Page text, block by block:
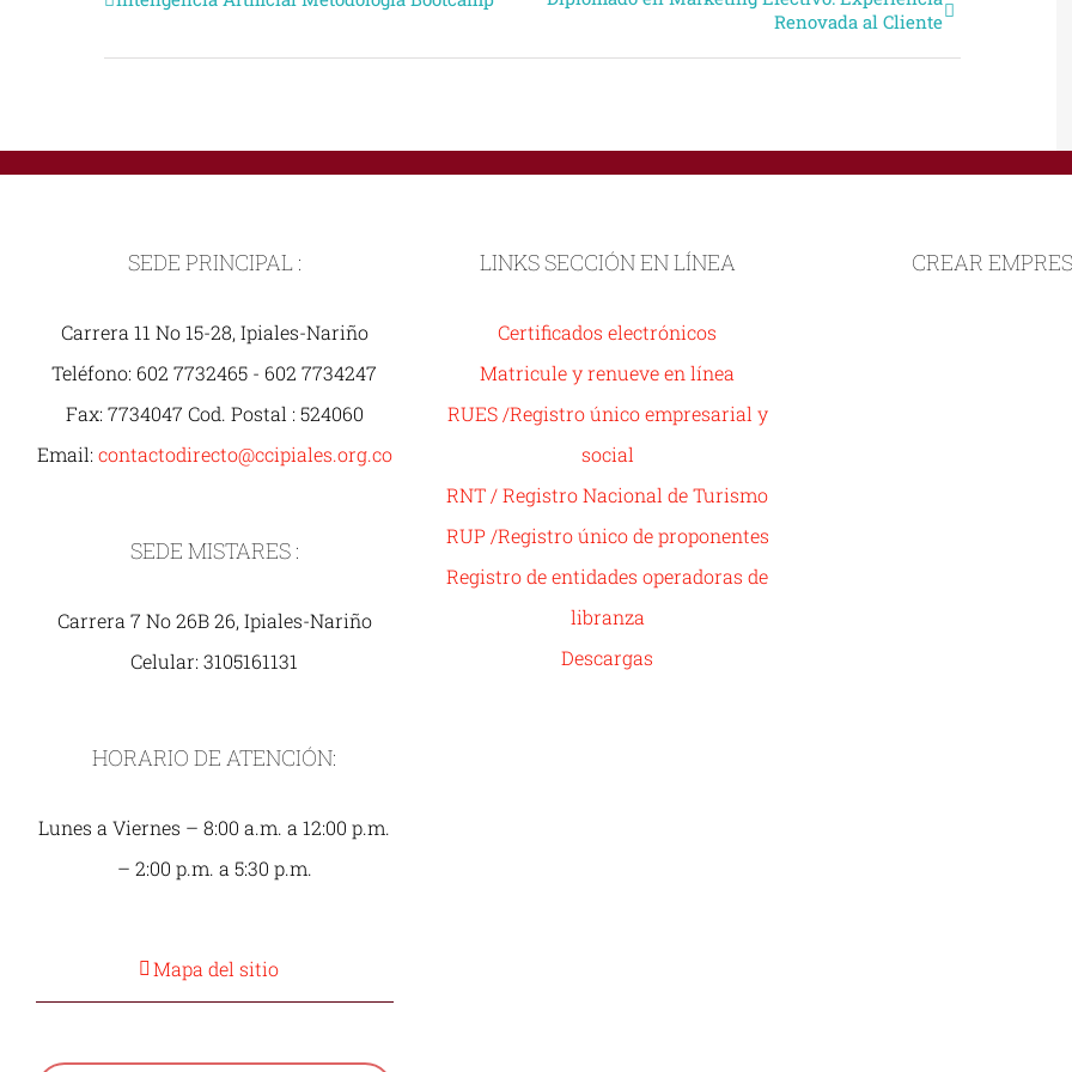
Navegación
Renovada al Cliente
SEDE PRINCIPAL :
Carrera 11 No 15-28, Ipiales-Nariño
Teléfono: 602 7732465 - 602 7734247
Fax: 7734047 Cod. Postal : 524060
Email: contactodirecto@ccipiales.org.co
SEDE MISTARES :
Carrera 7 No 26B 26, Ipiales-Nariño
Celular: 3105161131
HORARIO DE ATENCIÓN:
Lunes a Viernes – 8:00 a.m. a 12:00 p.m.
– 2:00 p.m. a 5:30 p.m.
Mapa del sitio
LINKS SECCIÓN EN LÍNEA
Certificados electrónicos
Matricule y renueve en línea
RUES /Registro único empresarial y
social
RNT / Registro Nacional de Turismo
RUP /Registro único de proponentes
Registro de entidades operadoras de
libranza
Descargas
CREAR